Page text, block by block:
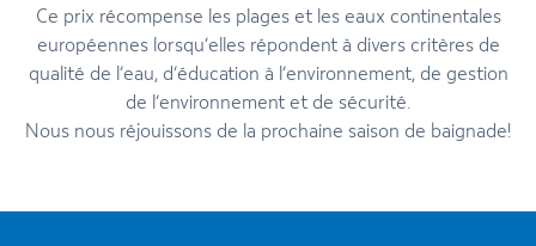
Ce prix récompense les plages et les eaux continentales
européennes lorsqu’elles répondent à divers critères de
qualité de l’eau, d’éducation à l’environnement, de gestion
de l’environnement et de sécurité.
Nous nous réjouissons de la prochaine saison de baignade!